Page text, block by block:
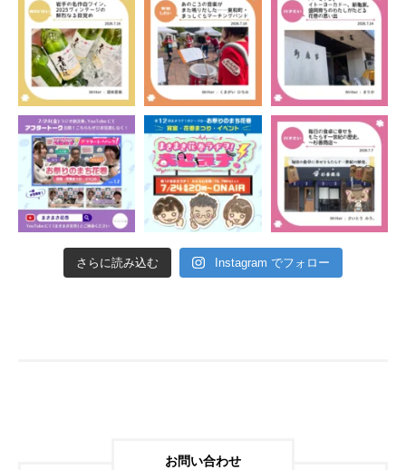
さらに読み込む Instagram でフォロー
お問い合わせ